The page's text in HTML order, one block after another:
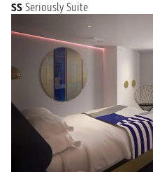
SS Seriously Suite